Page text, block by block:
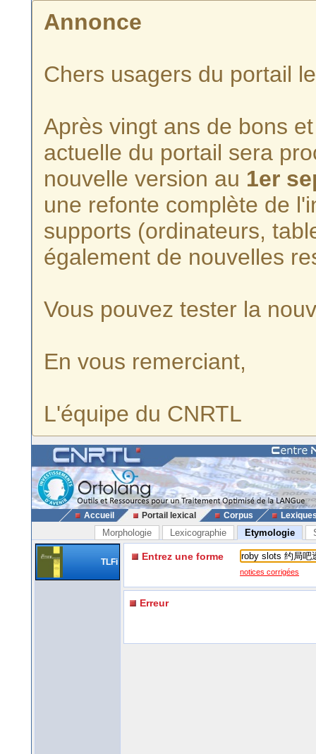
Annonce
Chers usagers du portail
Après vingt ans de bons
actuelle du portail sera
nouvelle version au 1er
une refonte complète de
supports (ordinateurs,
également de nouvelles
Vous pouvez tester la
En vous remerciant,
L'équipe du CNRTL
Accueil Portail lexical Corpus
Morphologie Lexicographie Etymologie
TLFi Entrez une forme
notices corrigées
Erreur